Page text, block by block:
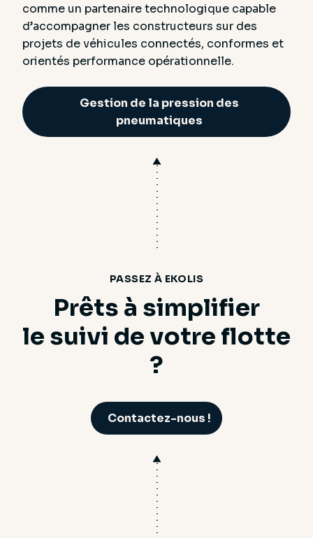
comme un partenaire technologique capable
d’accompagner les constructeurs sur des
projets de véhicules connectés, conformes et
orientés performance opérationnelle.
Gestion de la pression des
pneumatiques
PASSEZ À EKOLIS
Prêts à simplifier
le suivi de votre flotte
?
Contactez-nous !